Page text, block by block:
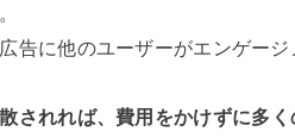
告に他のユーザーがエンゲー
されれば、費用をかけずに多